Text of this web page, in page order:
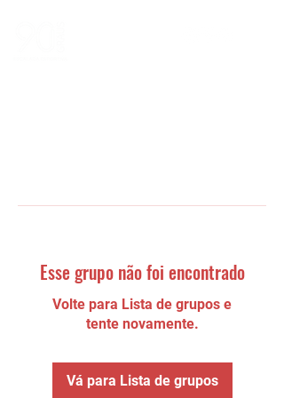
Esse grupo não foi encontrado
Volte para Lista de grupos e
tente novamente.
Vá para Lista de grupos